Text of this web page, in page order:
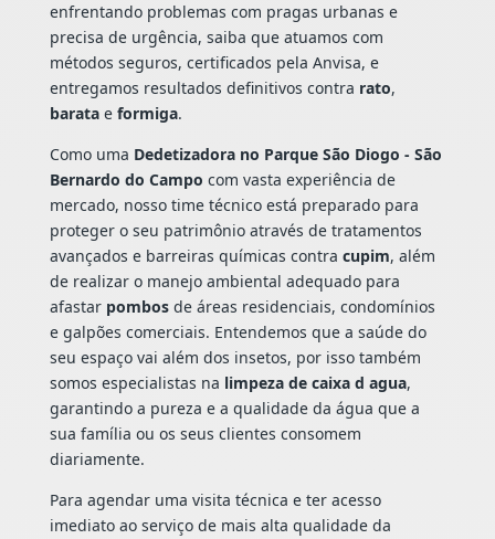
enfrentando problemas com pragas urbanas e
precisa de urgência, saiba que atuamos com
métodos seguros, certificados pela Anvisa, e
entregamos resultados definitivos contra rato,
baratae formiga.
Como uma Dedetizadora no Parque São Diogo - São
Bernardo do Campo com vasta experiência de
mercado, nosso time técnico está preparado para
proteger o seu patrimônio através de tratamentos
avançados e barreiras químicas contra cupim, além
de realizar o manejo ambiental adequado para
afastar pombosde áreas residenciais, condomínios
e galpões comerciais. Entendemos que a saúde do
seu espaço vai além dos insetos, por isso também
somos especialistas na limpeza de caixa d agua,
garantindo a pureza e a qualidade da água que a
sua família ou os seus clientes consomem
diariamente.
Para agendar uma visita técnica e ter acesso
imediato ao serviço de mais alta qualidade da